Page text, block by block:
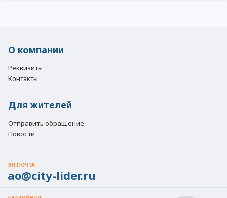
О компании
Реквизиты
Контакты
Для жителей
Отправить обращение
Новости
ЭЛ.ПОЧТА
ao@city-lider.ru